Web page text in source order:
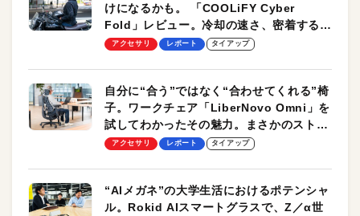
けになるかも。 「COOLiFY Cyber
Fold」レビュー。冷却の速さ、密着する冷
却プレート、シンプルな操作性がグッド！
アクセサリ レポート タイアップ
自分に“合う”ではなく“合わせてくれる”椅
子。ワークチェア「LiberNovo Omni」を
試してわかったその魅力。まさかのストレ
ッチ機能も搭載
アクセサリ レポート タイアップ
“AIメガネ”の大学生活におけるポテンシャ
ル。Rokid AIスマートグラスで、Z／α世